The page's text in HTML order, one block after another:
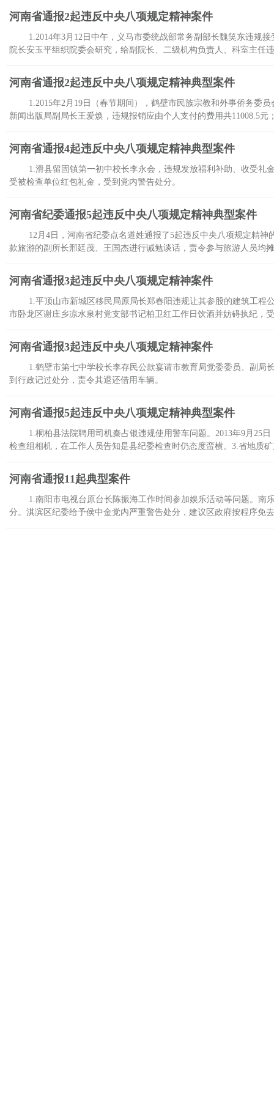
河南省通报2起违反中央八项规定精神案件
1.2014年3月12日中午，义马市委统战部常务副部长魏笑东违规
院长安玉平组织院委会研究，给副院长、二级机构负责人、科室主任
河南省通报2起违反中央八项规定精神典型案件
1.2015年2月19日（春节期间），鹤壁市民族宗教和外事侨务委
新闻出版局副局长王爱焕，违规报销应由个人支付的费用共11008.5
河南省通报4起违反中央八项规定精神典型案件
1.滑县留固镇第一初中校长李永会，违规发放福利补助、收受
受被检查单位红包礼金，受到党内警告处分。
河南省纪委通报5起违反中央八项规定精神典型案件
12月4日，河南省纪委点名道姓通报了5起违反中央八项规定精
款旅游的副所长邢廷茂、王国杰进行诫勉谈话，责令参与旅游人员均
河南省通报3起违反中央八项规定精神案件
1.平顶山市新城区移民局原局长郑春阳违规让其参股的建筑工
市卧龙区谢庄乡凉水泉村党支部书记柏卫红工作日饮酒并妨碍执纪，
河南省通报3起违反中央八项规定精神案件
1.鹤壁市第七中学校长李存民公款宴请市教育局党委委员、副
到行政记过处分，责令其退还借用车辆。
河南省通报5起违反中央八项规定精神典型案件
1.桐柏县法院聘用司机秦占银违规使用警车问题。2013年9月25
检查组相机，在工作人员告知是县纪委检查时仍态度蛮横。3.省地质
河南省通报11起典型案件
1.南阳市电视台原台长陈振海工作时间参加娱乐活动等问题。
分。淇滨区纪委给予侯中金党内严重警告处分，建议区政府按程序免